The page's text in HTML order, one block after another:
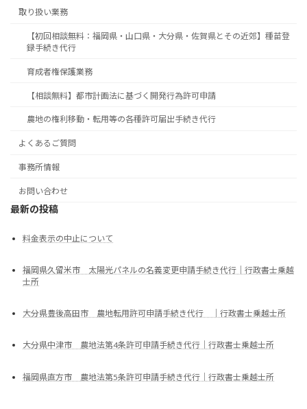
取り扱い業務
【初回相談無料：福岡県・山口県・大分県・佐賀県とその近郊】種苗登
録手続き代行
育成者権保護業務
【相談無料】都市計画法に基づく開発行為許可申請
農地の権利移動・転用等の各種許可届出手続き代行
よくあるご質問
事務所情報
お問い合わせ
最新の投稿
料金表示の中止について
福岡県久留米市 太陽光パネルの名義変更申請手続き代行｜行政書士乗越
士所
大分県豊後高田市 農地転用許可申請手続き代行 ｜行政書士乗越士所
大分県中津市 農地法第4条許可申請手続き代行｜行政書士乗越士所
福岡県直方市 農地法第5条許可申請手続き代行｜行政書士乗越士所